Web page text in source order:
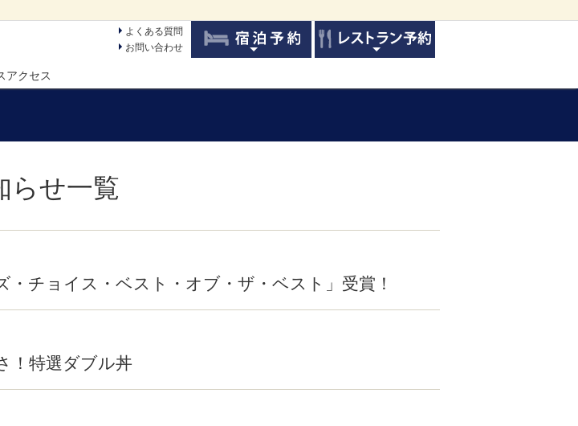
よくある質問
お問い合わせ
アクセス
らせ一覧
チョイス・ベスト・オブ・ザ・ベスト」受賞！
！特選ダブル丼